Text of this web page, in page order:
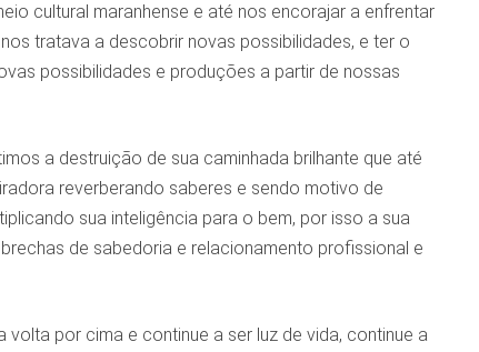
cultural maranhense e até nos encorajar a enfrentar
tratava a descobrir novas possibilidades, e ter o
possibilidades e produções a partir de nossas
a destruição de sua caminhada brilhante que até
reverberando saberes e sendo motivo de
sua inteligência para o bem, por isso a sua
de sabedoria e relacionamento profissional e
por cima e continue a ser luz de vida, continue a